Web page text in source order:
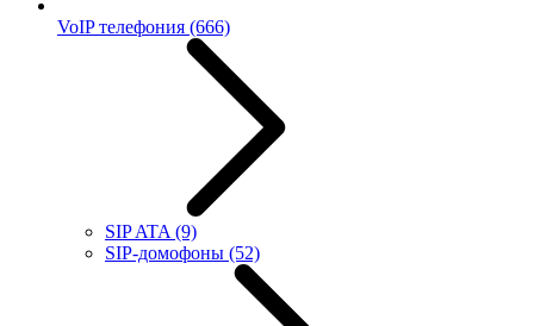
VoIP телефония (666)
SIP ATA (9)
SIP-домофоны (52)